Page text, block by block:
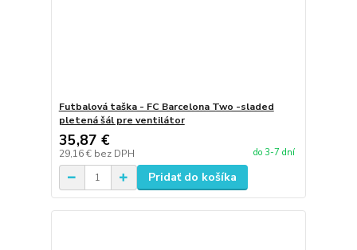
Futbalová taška - FC Barcelona Two -sladed
pletená šál pre ventilátor
35,87 €
29,16 € bez DPH do 3-7 dní
Pridať do košíka